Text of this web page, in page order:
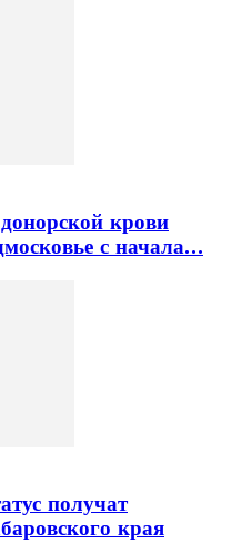
крови
с начала…
получат
края